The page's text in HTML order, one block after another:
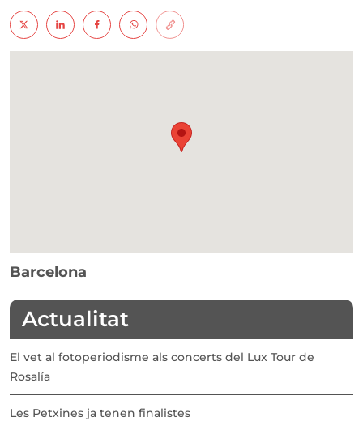
Barcelona
Actualitat
El vet al fotoperiodisme als concerts del Lux Tour de
Rosalía
Les Petxines ja tenen finalistes